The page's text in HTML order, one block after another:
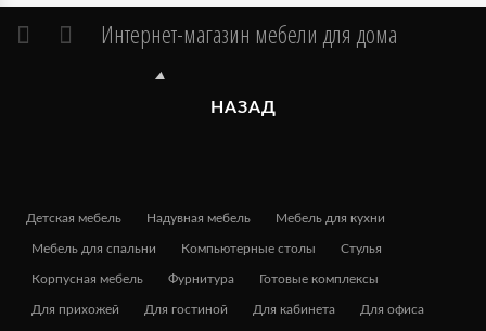
Интернет-магазин мебели для дома
НАЗАД
Детская мебель Надувная мебель Мебель для кухни
Мебель для спальни Компьютерные столы Стулья
Корпусная мебель Фурнитура Готовые комплексы
Для прихожей Для гостиной Для кабинета Для офиса